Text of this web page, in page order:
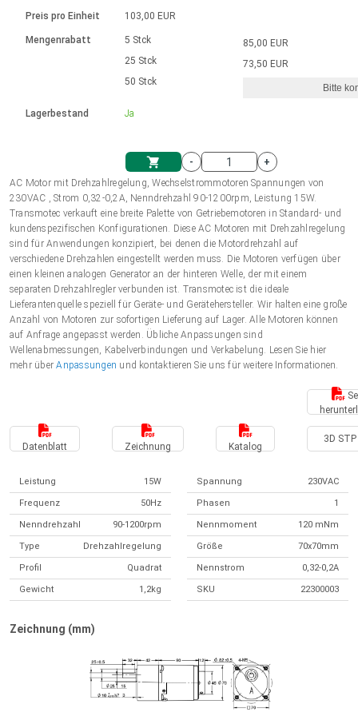
Einheitssystem
Einkaufswagen
Hubmagnete
230 - 50 Hz | 110 - 60 Hz
Drehzahlregelung für die AIS-Serie
Bürstenlose Gleichstrommotoren
mit Planetengetriebe und internem
Ø 28-42| 1-1400 rpm | <= 290Ncm
Bürstenlose DC Motor Controller
Gleichstrommotoren mit
Schneckengetriebe und Bürsten
Ø43-124mm | 31-425rpm | ≤ 41Nm
Treiber für Gleichstrommotoren mit
Synchron-Asynchron | für 1-4 Elektrozylinder
Synchron-Asynchron | für 1-4 Elektrozylinder
Français (EUR)
Polski (EUR)
Norsk (NOK)
Suomi (EUR)
Svenska (SEK)
Preis pro Einheit
Mengenrabatt
Lagerbestand
103,00 EUR
5 Stck
25 Stck
50 Stck
Ja
85,00 EUR
73,50 EUR
Bitte
-
+
AC Motor mit Drehzahlregelung, Wechselstrommotoren Spannungen von
230VAC , Strom 0,32-0,2A, Nenndrehzahl 90-1200rpm, Leistung 15W.
Transmotec verkauft eine breite Palette von Getriebemotoren in Standard- und
kundenspezifischen Konfigurationen. Diese AC Motoren mit Drehzahlregelung
sind für Anwendungen konzipiert, bei denen die Motordrehzahl auf
verschiedene Drehzahlen eingestellt werden muss. Die Motoren verfügen über
einen kleinen analogen Generator an der hinteren Welle, der mit einem
separaten Drehzahlregler verbunden ist. Transmotec ist die ideale
Lieferantenquelle speziell für Geräte- und Gerätehersteller. Wir halten eine große
Anzahl von Motoren zur sofortigen Lieferung auf Lager. Alle Motoren können
auf Anfrage angepasst werden. Übliche Anpassungen sind
Wellenabmessungen, Kabelverbindungen und Verkabelung. Lesen Sie hier
mehr überAnpassungen und kontaktieren Sie uns für weitere Informationen.
Datenblatt Zeichnung Katalog
3D STP
Leistung 15W Spannung 230VAC
Frequenz 50Hz Phasen 1
Nenndrehzahl 90-1200rpm Nennmoment 120 mNm
Type Drehzahlregelung Größe 70x70mm
Profil Quadrat Nennstrom 0,32-0,2A
Gewicht 1,2kg SKU 22300003
Zeichnung (mm)